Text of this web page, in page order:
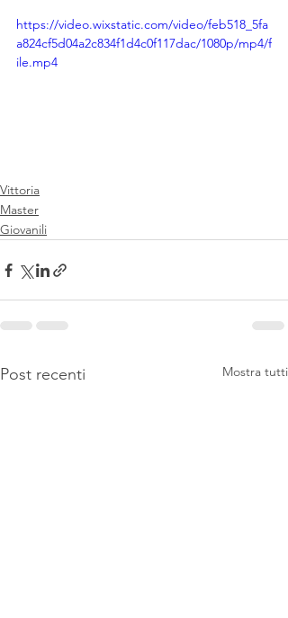
https://video.wixstatic.com/video/feb518_5fa
a824cf5d04a2c834f1d4c0f117dac/1080p/mp4/f
ile.mp4
Vittoria
Master
Giovanili
Post recenti Mostra tutti